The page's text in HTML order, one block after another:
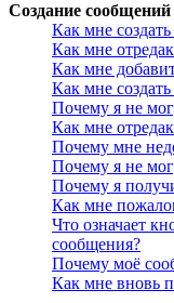
Создание сообщений
Как мне
Как мне
Как мне
Как мне
Почему я не
Как мне
Почему мне
Почему я не
Почему я
Как мне
Что означает
сообщения?
Почему моё
Как мне вновь